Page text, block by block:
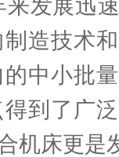
发展迅
造技术
中小批
到了广
机床更是